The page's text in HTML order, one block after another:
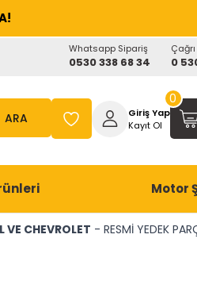
Whatsapp Sipariş
0530 338 68 34 0
ARA
Giriş Yap
Kayıt Ol
0
Motor
VE CHEVROLET - RESMİ YEDEK